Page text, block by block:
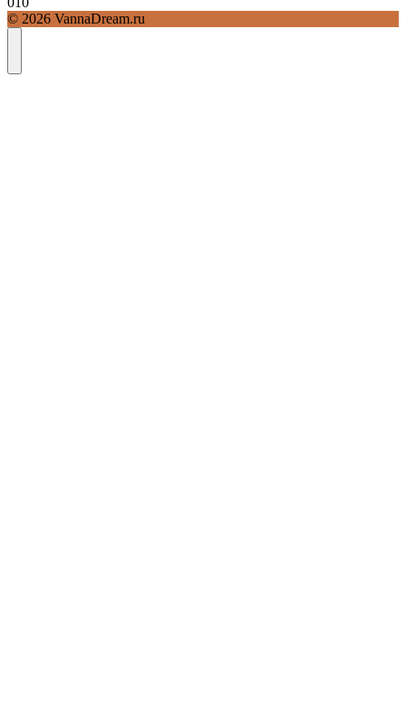
© 2026 VannaDream.ru